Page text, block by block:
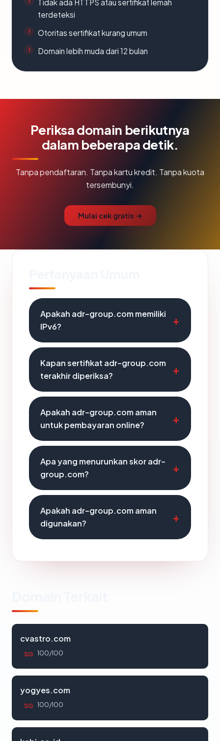
Tidak ada HTTPS atau sertifikat lemah
terdeteksi
Otoritas sertifikat kurang umum
Domain lebih muda dari 12 bulan
Periksa domain berikutnya
dalam beberapa detik.
Tanpa pendaftaran. Tanpa kartu kredit. Tanpa kuota
tersembunyi.
Mulai cek gratis →
Apakah adr-group.com memiliki
IPv6?
Kapan sertifikat adr-group.com
terakhir diperiksa?
Apakah adr-group.com aman
untuk pembayaran online?
Apa yang menurunkan skor adr-
group.com?
Apakah adr-group.com aman
digunakan?
cvastro.com
SG 100/100
yogyes.com
SG 100/100